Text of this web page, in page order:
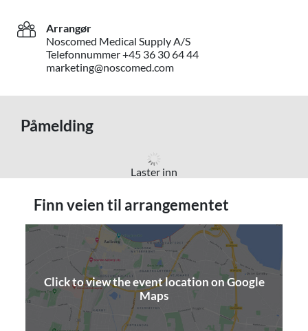
Arrangør
Noscomed Medical Supply A/S
Telefonnummer +45 36 30 64 44
marketing@noscomed.com
Påmelding
Laster inn
Finn veien til arrangementet
Click to view the event location on Google
Maps(opens in a new window)